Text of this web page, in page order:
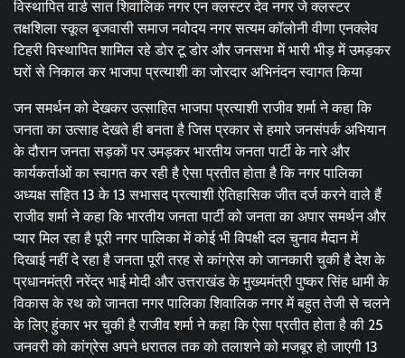
विस्थापित वार्ड सात शिवालिक नगर एन क्लस्टर देव नगर जे क्लस्टर
तक्षशिला स्कूल बृजवासी समाज नवोदय नगर सत्यम कॉलोनी वीणा एनक्लेव
टिहरी विस्थापित शामिल रहे डोर टू डोर और जनसभा में भारी भीड़ में उमड़कर
घरों से निकाल कर भाजपा प्रत्याशी का जोरदार अभिनंदन स्वागत किया
जन समर्थन को देखकर उत्साहित भाजपा प्रत्याशी राजीव शर्मा ने कहा कि
जनता का उत्साह देखते ही बनता है जिस प्रकार से हमारे जनसंपर्क अभियान
के दौरान जनता सड़कों पर उमड़कर भारतीय जनता पार्टी के नारे और
कार्यकर्ताओं का स्वागत कर रही है ऐसा प्रतीत होता है कि नगर पालिका
अध्यक्ष सहित 13 के 13 सभासद प्रत्याशी ऐतिहासिक जीत दर्ज करने वाले हैं
राजीव शर्मा ने कहा कि भारतीय जनता पार्टी को जनता का अपार समर्थन और
प्यार मिल रहा है पूरी नगर पालिका में कोई भी विपक्षी दल चुनाव मैदान में
दिखाई नहीं दे रहा है जनता पूरी तरह से कांग्रेस को जानकारी चुकी है देश के
प्रधानमंत्री नरेंद्र भाई मोदी और उत्तराखंड के मुख्यमंत्री पुष्कर सिंह धामी के
विकास के रथ को जानता नगर पालिका शिवालिक नगर में बहुत तेजी से चलने
के लिए हुंकार भर चुकी है राजीव शर्मा ने कहा कि ऐसा प्रतीत होता है की 25
जनवरी को कांग्रेस अपने धरातल तक को तलाशने को मजबूर हो जाएगी 13